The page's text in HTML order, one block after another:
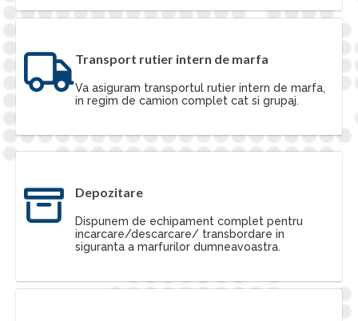
Transport rutier intern de marfa
Va asiguram transportul rutier intern de marfa,
in regim de camion complet cat si grupaj.
Depozitare
Dispunem de echipament complet pentru
incarcare/descarcare/ transbordare in
siguranta a marfurilor dumneavoastra.